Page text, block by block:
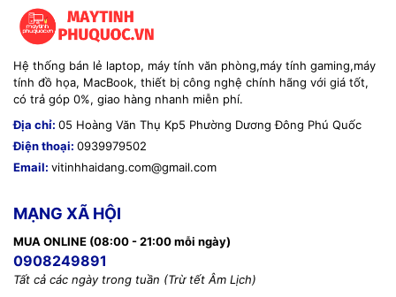
Hệ thống bán lẻ laptop, máy tính văn phòng,máy tính gaming,máy
tính đồ họa, MacBook, thiết bị công nghệ chính hãng với giá tốt,
có trả góp 0%, giao hàng nhanh miễn phí.
Địa chỉ: 05 Hoàng Văn Thụ Kp5 Phường Dương Đông Phú Quốc
Điện thoại: 0939979502
Email: vitinhhaidang.com@gmail.com
MẠNG XÃ HỘI
MUA ONLINE (08:00 - 21:00 mỗi ngày)
0908249891
Tất cả các ngày trong tuần (Trừ tết Âm Lịch)